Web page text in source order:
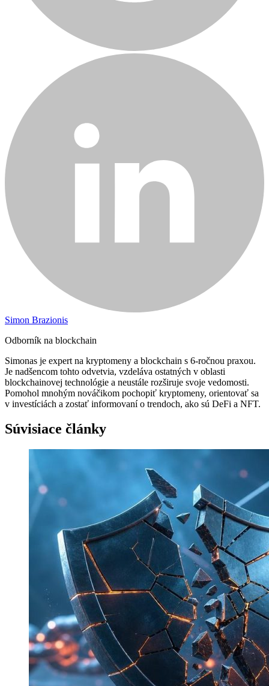
Simon Brazionis
Odborník na blockchain
Simonas je expert na kryptomeny a blockchain s 6-ročnou praxou.
Je nadšencom tohto odvetvia, vzdeláva ostatných v oblasti
blockchainovej technológie a neustále rozširuje svoje vedomosti.
Pomohol mnohým nováčikom pochopiť kryptomeny, orientovať sa
v investíciách a zostať informovaní o trendoch, ako sú DeFi a NFT.
Súvisiace články